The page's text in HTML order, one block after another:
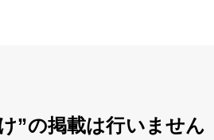
”の掲載は行いません